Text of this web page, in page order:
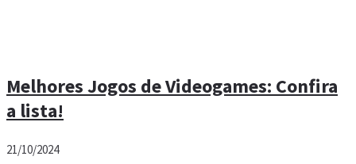
Melhores Jogos de Videogames: Confira
a lista!
21/10/2024